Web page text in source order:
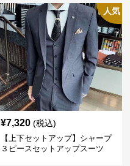
人気
¥7,320 (税込)
【上下セットアップ】シャープ
３ピースセットアップスーツ